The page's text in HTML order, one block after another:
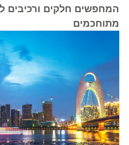
המחפשים חלקים ורכיבים
מתוחכמים